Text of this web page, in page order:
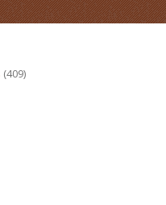
(409)